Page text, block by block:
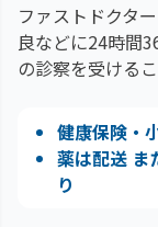
ファストドクタ
良などに24時間
の診察を受ける
健康保険・
薬は配送 ま
り